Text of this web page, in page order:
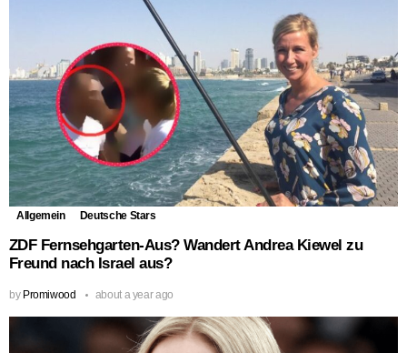
Allgemein Deutsche Stars
ZDF Fernsehgarten-Aus? Wandert Andrea Kiewel zu
Freund nach Israel aus?
by Promiwood about a year ago